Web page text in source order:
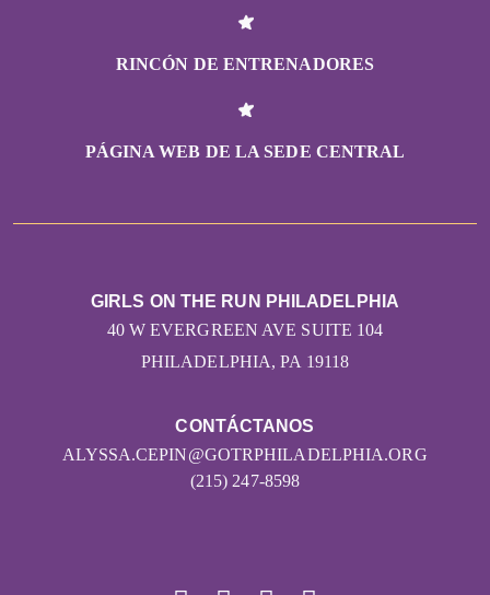
RINCÓN DE ENTRENADORES
PÁGINA WEB DE LA SEDE CENTRAL
CONTÁCTANOS
ALYSSA.CEPIN@GOTRPHILADELPHIA.ORG
(215) 247-8598
GIRLS ON THE RUN PHILADELPHIA
40 W EVERGREEN AVE SUITE 104
PHILADELPHIA, PA 19118